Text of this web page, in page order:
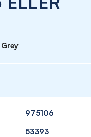
975106
53393